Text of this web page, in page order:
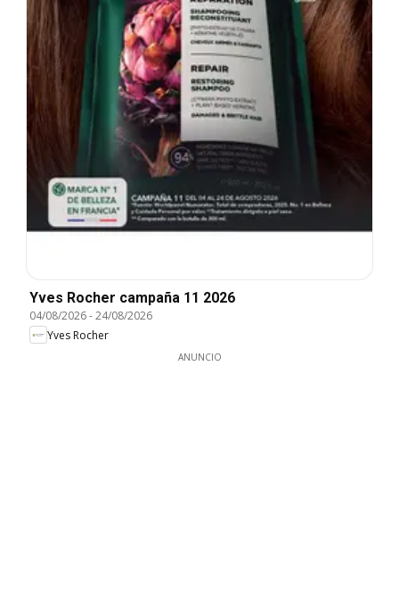
Yves Rocher campaña 11 2026
04/08/2026-24/08/2026
Yves Rocher
ANUNCIO